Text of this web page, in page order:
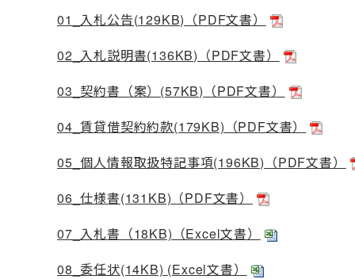
01_入札公告(129KB)（PDF文書）
02_入札説明書(136KB)（PDF文書）
03_契約書（案）(57KB)（PDF文書）
04_賃貸借契約約款(179KB)（PDF文書）
05_個人情報取扱特記事項(196KB)（PDF文書）
06_仕様書(131KB)（PDF文書）
07_入札書（18KB)（Excel文書）
08_委任状(14KB) (Excel文書）